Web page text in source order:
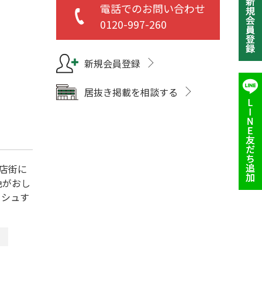
街に
おし
ュす
電話でのお問い合わせ
0120-997-260
新規会員登録
居抜き掲載を相談する